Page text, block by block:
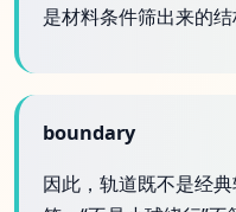
是材料条件筛出来的结
boundary
因此，轨道既不是经